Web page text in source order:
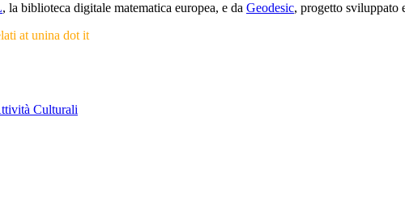
, la biblioteca digitale matematica europea, e da Geodesic, progetto sviluppato
at unina dot it
Culturali